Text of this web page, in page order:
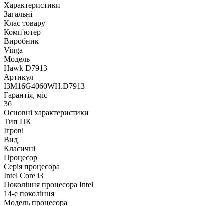
Характеристики
Загальні
Клас товару
Комп'ютер
Виробник
Vinga
Модель
Hawk D7913
Артикул
I3M16G4060WH.D7913
Гарантія, міс
36
Основні характеристики
Тип ПК
Ігрові
Вид
Класичні
Процесор
Серія процесора
Intel Core i3
Покоління процесора Intel
14-е покоління
Модель процесора